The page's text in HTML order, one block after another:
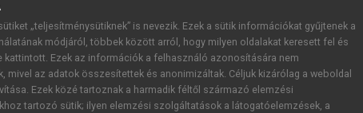
A magyar kiadás (1997) alapja az 1983-ban frissített
előszavában szót ejtsen a grammatikalizációról mint olyan
születése után kezdődött. Bynon a következőket tartotta
nyelvekben az efféle »újraértelmezések« hasonló
és pragmatikai természetűek, így bizonyos összetevőik
„teljesítménysütiknek” is nevezik. Ezek a sütik információkat gyűjtenek a
módjáról, többek között arról, hogy milyen oldalakat keresett fel és
kattintott. Ezek az információk a felhasználó azonosítására nem
mivel az adatok összesítettek és anonimizáltak. Céljuk kizárólag a weboldal
Ezek közé tartoznak a harmadik féltől származó elemzési
tartozó sütik; ilyen elemzési szolgáltatások a látogatóelemzések, a